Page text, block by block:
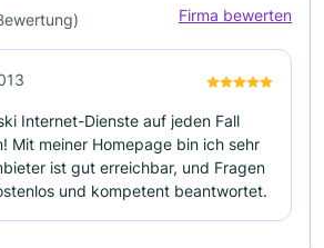
Firma bewerten
Internet-Dienste auf jeden Fall
Mit meiner Homepage bin ich sehr
ist gut erreichbar, und Fragen
und kompetent beantwortet.